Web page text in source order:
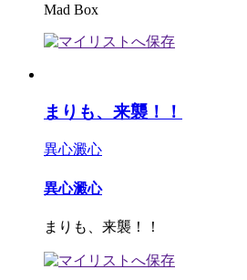
Mad Box
まりも、来襲！！
異心澱心
異心澱心
まりも、来襲！！